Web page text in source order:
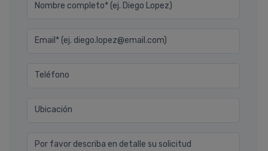
Nombre completo* (ej. Diego Lopez)
Email* (ej. diego.lopez@email.com)
Teléfono
Ubicación
Por favor describa en detalle su solicitud